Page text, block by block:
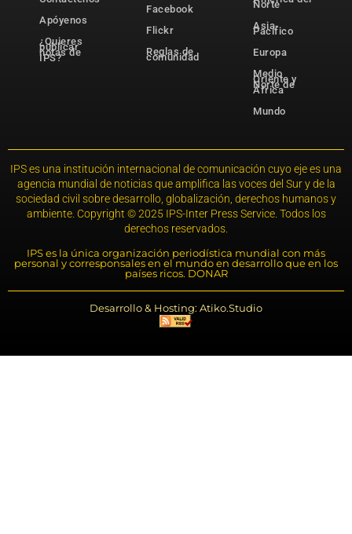
Apóyenos
¿Quieres
publicar
notas de
IPS?
Facebook
Flickr
Reglas de
comunidad
Norte
Asia-
Pacífico
Europa
Medio
Oriente y
Norte de
África
Mundo
IPS es una institución internacional de comunicación cuyo eje es una
agencia mundial de noticias que amplifica las voces del Sur y de la
sociedad civil sobre desarrollo, globalización, derechos humanos y
ambiente. Copyright © 2025 IPS-Inter Press Service. Todos los
derechos reservados.
IPS es la única organización periodística mundial con más
personal y corresponsales en el mundo en desarrollo que en los
países ricos. DONAR
Desarrollo & Hosting: Atiko.Studio